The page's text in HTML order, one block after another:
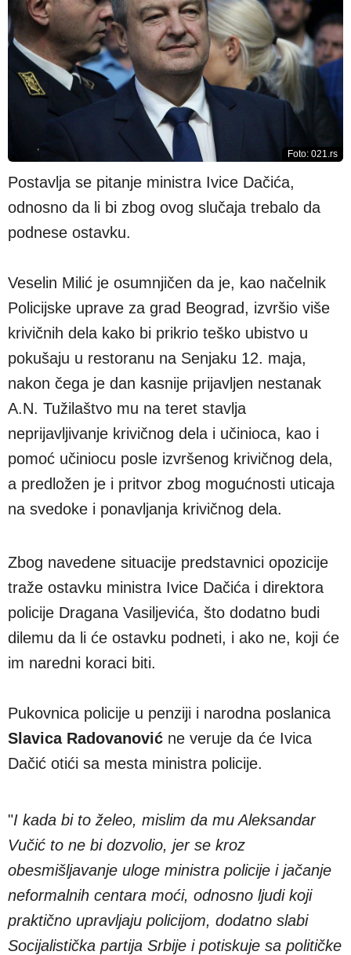
Foto: 021.rs
Postavlja se pitanje ministra Ivice Dačića,
odnosno da li bi zbog ovog slučaja trebalo da
podnese ostavku.
Veselin Milić je osumnjičen da je, kao načelnik
Policijske uprave za grad Beograd, izvršio više
krivičnih dela kako bi prikrio teško ubistvo u
pokušaju u restoranu na Senjaku 12. maja,
nakon čega je dan kasnije prijavljen nestanak
A.N. Tužilaštvo mu na teret stavlja
neprijavljivanje krivičnog dela i učinioca, kao i
pomoć učiniocu posle izvršenog krivičnog dela,
a predložen je i pritvor zbog mogućnosti uticaja
na svedoke i ponavljanja krivičnog dela.
Zbog navedene situacije predstavnici opozicije
traže ostavku ministra Ivice Dačića i direktora
policije Dragana Vasiljevića, što dodatno budi
dilemu da li će ostavku podneti, i ako ne, koji će
im naredni koraci biti.
Pukovnica policije u penziji i narodna poslanica
Slavica Radovanović ne veruje da će Ivica
Dačić otići sa mesta ministra policije.
"I kada bi to želeo, mislim da mu Aleksandar
Vučić to ne bi dozvolio, jer se kroz
obesmišljavanje uloge ministra policije i jačanje
neformalnih centara moći, odnosno ljudi koji
praktično upravljaju policijom, dodatno slabi
Socijalistička partija Srbije i potiskuje sa političke